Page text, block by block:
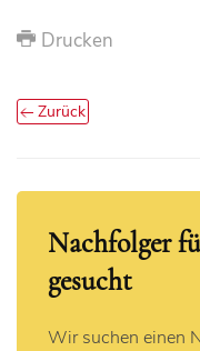
Drucken
Zurück
Nachfolger
gesucht
Wir suchen einen